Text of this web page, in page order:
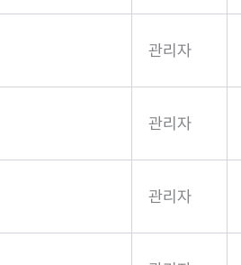
관리자
관리자
관리자